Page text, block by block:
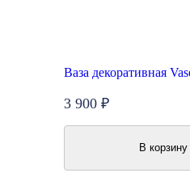
Ваза декоративная
3 900 ₽
В корзину